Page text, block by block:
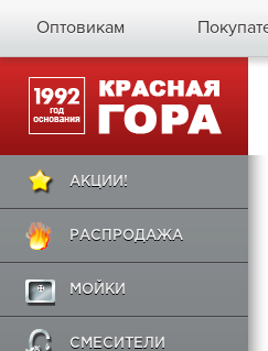
Оптовикам
АКЦИИ!
РАСПРОДАЖА
МОЙКИ
СМЕСИТЕЛИ